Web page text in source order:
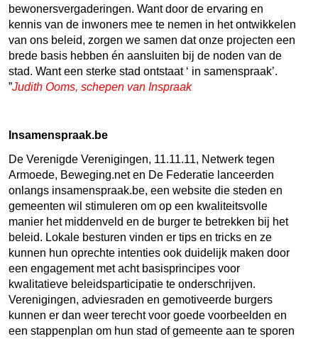
bewonersvergaderingen. Want door de ervaring en
kennis van de inwoners mee te nemen in het ontwikkelen
van ons beleid, zorgen we samen dat onze projecten een
brede basis hebben én aansluiten bij de noden van de
stad. Want een sterke stad ontstaat ‘ in samenspraak’.
Judith Ooms, schepen van Inspraak
Insamenspraak.be
De Verenigde Verenigingen, 11.11.11, Netwerk tegen
Armoede, Beweging.net en De Federatie lanceerden
onlangs insamenspraak.be, een website die steden en
gemeenten wil stimuleren om op een kwaliteitsvolle
manier het middenveld en de burger te betrekken bij het
beleid. Lokale besturen vinden er tips en tricks en ze
kunnen hun oprechte intenties ook duidelijk maken door
een engagement met acht basisprincipes voor
kwalitatieve beleidsparticipatie te onderschrijven.
Verenigingen, adviesraden en gemotiveerde burgers
kunnen er dan weer terecht voor goede voorbeelden en
een stappenplan om hun stad of gemeente aan te sporen